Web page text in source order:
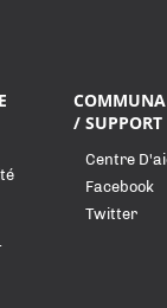
/ SUPPORT
Centre
Facebook
Twitter